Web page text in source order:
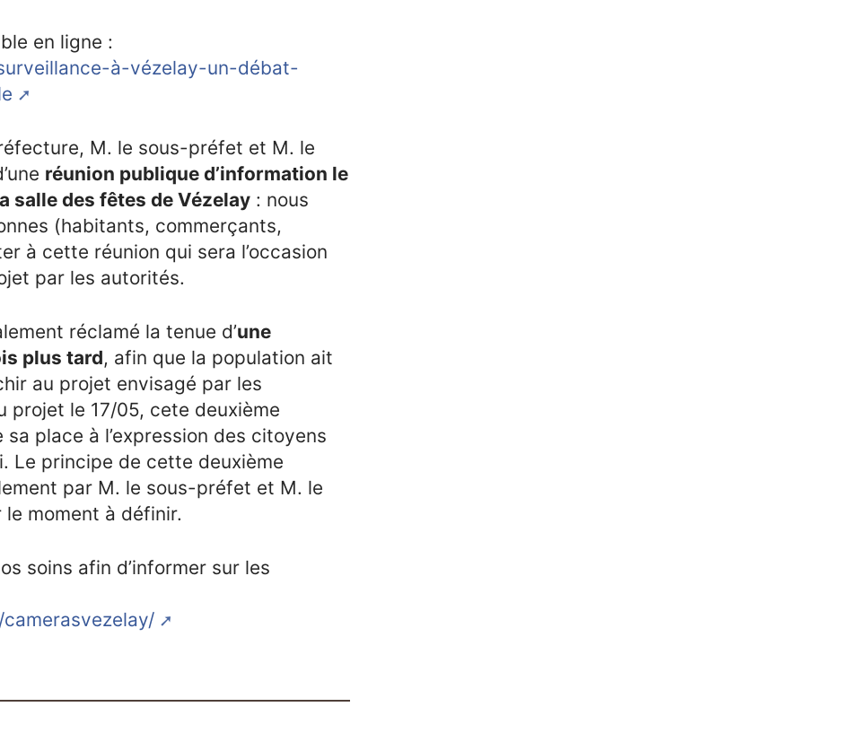
en ligne :
à-vézelay-un-débat-
M. le sous-préfet et M. le
réunion publique d’information le
salle des fêtes de Vézelay : nous
(habitants, commerçants,
à cette réunion qui sera l’occasion
par les autorités.
réclamé la tenue d’une
plus tard, afin que la population ait
au projet envisagé par les
projet le 17/05, cete deuxième
place à l’expression des citoyens
Le principe de cette deuxième
par M. le sous-préfet et M. le
moment à définir.
soins afin d’informer sur les